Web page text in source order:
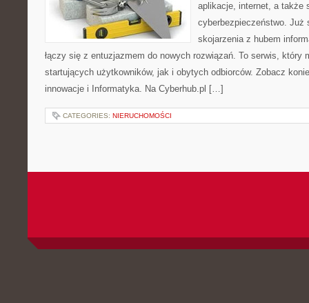
aplikacje, internet, a także
cyberbezpieczeństwo. Już
skojarzenia z hubem
łączy się z entuzjazmem do nowych rozwiązań. To serwis, który
startujących użytkowników, jak i obytych odbiorców. Zobacz
innowacje i Informatyka. Na Cyberhub.pl […]
CATEGORIES: NIERUCHOMOŚCI